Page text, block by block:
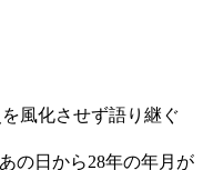
風化させず語り継ぐ
の日から28年の年月が